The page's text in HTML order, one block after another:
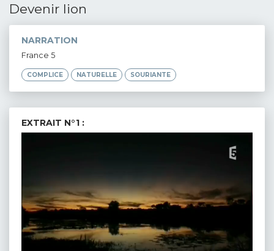
Devenir lion
NARRATION
France 5
COMPLICE NATURELLE SOURIANTE
EXTRAIT N°1 :